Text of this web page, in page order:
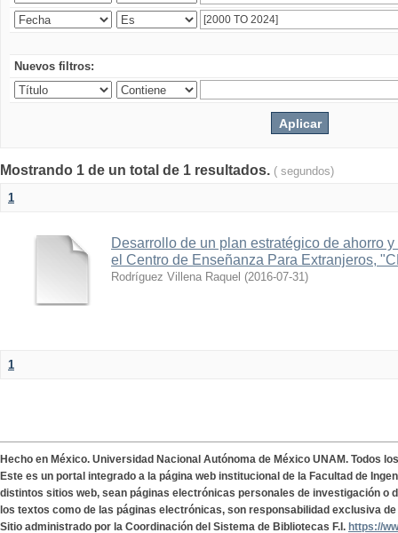
Nuevos filtros:
Mostrando 1 de un total de 1 resultados. ( segundos)
1
Desarrollo de un plan estratégico de ahorro
el Centro de Enseñanza Para Extranjeros,
Rodríguez Villena Raquel (2016-07-31)
1
Hecho en México. Universidad Nacional Autónoma de México UNAM. Todos
Este es un portal integrado a la página web institucional de la Facultad de
distintos sitios web, sean páginas electrónicas personales de investigación o
los textos como de las páginas electrónicas, son responsabilidad exclusiva
Sitio administrado por la Coordinación del Sistema de Bibliotecas F.I. https://